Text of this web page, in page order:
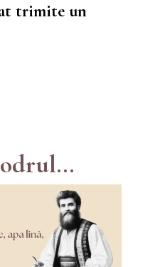
trimite un